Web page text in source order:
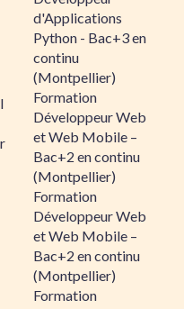
d'Applications
Python - Bac+3 en
continu
(Montpellier)
Formation
Développeur Web
et Web Mobile –
Bac+2 en continu
(Montpellier)
Formation
Développeur Web
et Web Mobile –
Bac+2 en continu
(Montpellier)
Formation